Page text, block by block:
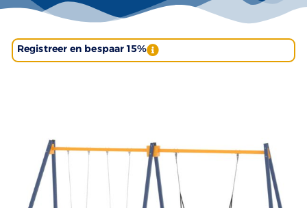
Registreer en bespaar 15%